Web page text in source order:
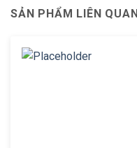
SẢN PHẨM LIÊN QUAN